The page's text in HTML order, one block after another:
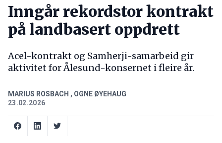
Inngår rekordstor kontrakt
på landbasert oppdrett
Acel-kontrakt og Samherji-samarbeid gir
aktivitet for Ålesund-konsernet i fleire år.
MARIUS ROSBACH , OGNE ØYEHAUG
23.02.2026